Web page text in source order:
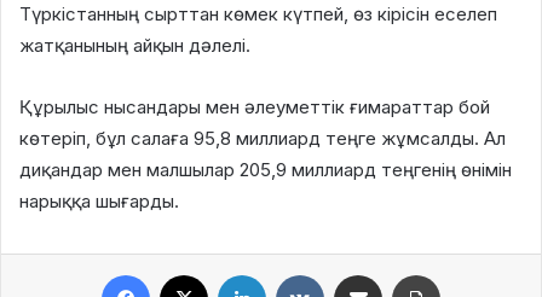
Түркістанның сырттан көмек күтпей, өз кірісін еселеп
жатқанының айқын дәлелі.
Құрылыс нысандары мен әлеуметтік ғимараттар бой
көтеріп, бұл салаға 95,8 миллиард теңге жұмсалды. Ал
диқандар мен малшылар 205,9 миллиард теңгенің өнімін
нарыққа шығарды.